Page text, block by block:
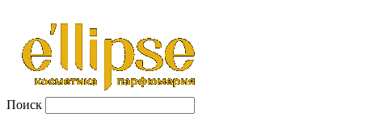
Поиск